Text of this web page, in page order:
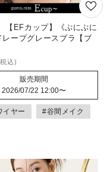
【EFカップ】《ぷにぷに
レープグレースブラ【ブ
販売期間
2026/07/22 12:00〜
イヤー #谷間メイク